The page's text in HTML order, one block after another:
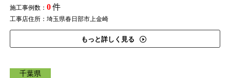
施工事例数： 0件
工事店住所：埼玉県春日部市上金崎
もっと詳しく見る
千葉県